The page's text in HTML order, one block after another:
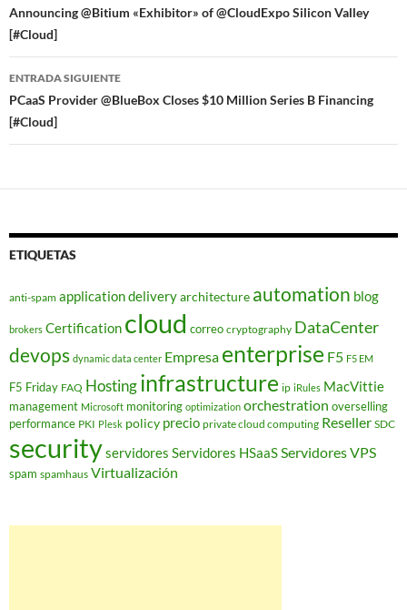
de
entradas
Announcing @Bitium «Exhibitor» of @CloudExpo Silicon Valley
[#Cloud]
ENTRADA SIGUIENTE
PCaaS Provider @BlueBox Closes $10 Million Series B Financing
[#Cloud]
ETIQUETAS
anti-spam application deliveryarchitecture automation blog
brokers Certification cloud correo cryptography DataCenter
devops dynamic data center Empresa enterprise F5 F5 EM
F5 Friday FAQ Hostinginfrastructure ip iRules MacVittie
management Microsoft monitoring optimization orchestration overselling
performance PKI Plesk policy precio private cloud computing Reseller SDC
securityservidores Servidores HSaaSServidores VPS
spam spamhaus Virtualización